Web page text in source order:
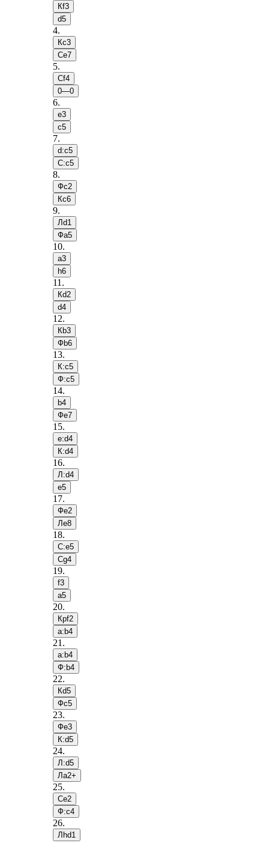
Кf3
d5
4.
Кc3
Сe7
5.
Сf4
0—0
6.
e3
c5
7.
d:c5
С:c5
8.
Фc2
Кc6
9.
Лd1
Фa5
10.
a3
h6
11 .
Кd2
d4
12.
Кb3
Фb6
13.
К:c5
Ф:c5
14.
b4
Фe7
15.
e:d4
К:d4
16.
Л:d4
e5
17.
Фe2
Лe8
18.
С:e5
Сg4
19.
f3
a5
20.
Крf2
a:b4
21 .
a:b4
Ф:b4
22.
Кd5
Фc5
23.
Фe3
К:d5
24.
Л:d5
Лa2+
25.
Сe2
Ф:c4
26.
Лhd1